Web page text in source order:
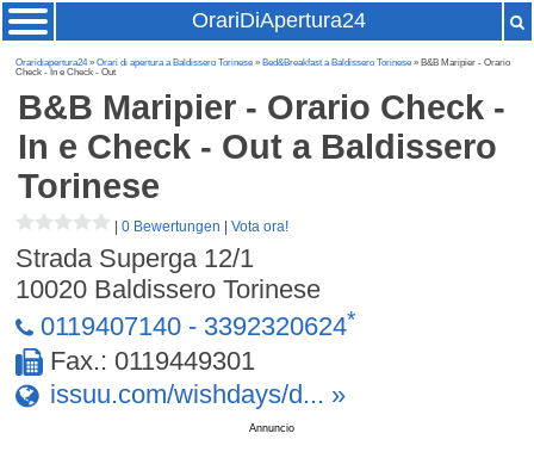
OrariDiApertura24
Oraridiapertura24»Orari di apertura a Baldissero Torinese » Bed&Breakfast a Baldissero Torinese » B&B Maripier - Orario
Check - In e Check - Out
B&B Maripier - Orario Check -
In e Check - Out a Baldissero
Torinese
|0 Bewertungen |Vota ora!
Strada Superga 12/1
10020 Baldissero Torinese
0119407140 - 3392320624*
Fax.: 0119449301
issuu.com/wishdays/d... »
Annuncio